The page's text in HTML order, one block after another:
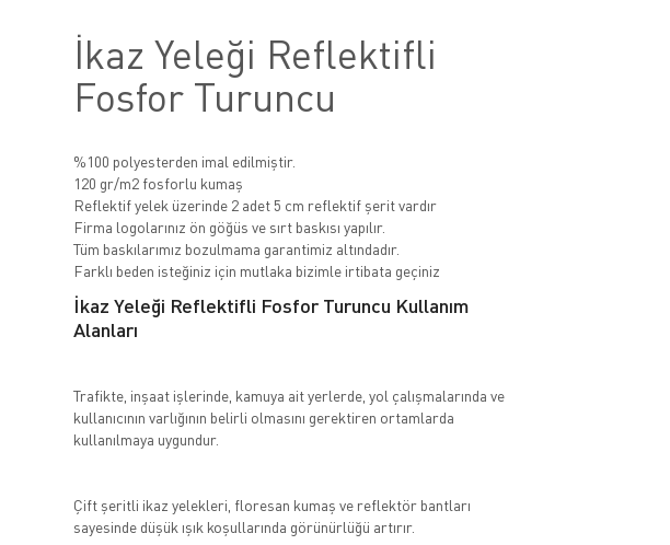
İkaz Yeleği Reflektifli
Fosfor Turuncu
%100 polyesterden imal edilmiştir.
120 gr/m2 fosforlu kumaş
Reflektif yelek üzerinde 2 adet 5 cm reflektif şerit vardır
Firma logolarınız ön göğüs ve sırt baskısı yapılır.
Tüm baskılarımız bozulmama garantimiz altındadır.
Farklı beden isteğiniz için mutlaka bizimle irtibata geçiniz
İkaz Yeleği Reflektifli Fosfor Turuncu Kullanım
Alanları
Trafikte, inşaat işlerinde, kamuya ait yerlerde, yol çalışmalarında ve
kullanıcının varlığının belirli olmasını gerektiren ortamlarda
kullanılmaya uygundur.
Çift şeritli ikaz yelekleri, floresan kumaş ve reflektör bantları
sayesinde düşük ışık koşullarında görünürlüğü artırır.